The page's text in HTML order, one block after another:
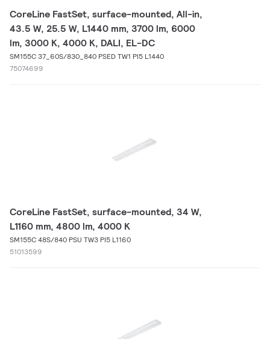
CoreLine FastSet, surface-mounted, All-in,
43.5 W, 25.5 W, L1440 mm, 3700 lm, 6000
lm, 3000 K, 4000 K, DALI, EL-DC
SM155C 37_60S/830_840 PSED TW1 PI5 L1440
75074699
CoreLine FastSet, surface-mounted, 34 W,
L1160 mm, 4800 lm, 4000 K
SM155C 48S/840 PSU TW3 PI5 L1160
51013599